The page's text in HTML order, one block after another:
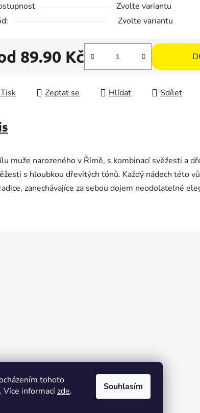
tohoto
Více informacízde. Souhlasím
Zvolte variantu
Zvolte variantu
89.90 Kč
Tisk Zeptat se Hlídat Sdílet
muže narozeného v Římě, s kombinací svěžesti a
s hloubkou dřevitých tónů. Každý nádech této
zanechávajíce za sebou dojem neodolatelné